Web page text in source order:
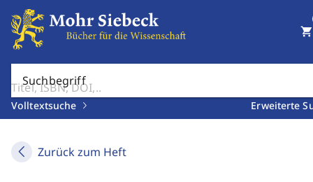
Suchbegriff
Volltextsuche Erweiterte
shopping_cart
Zurück zum Heft